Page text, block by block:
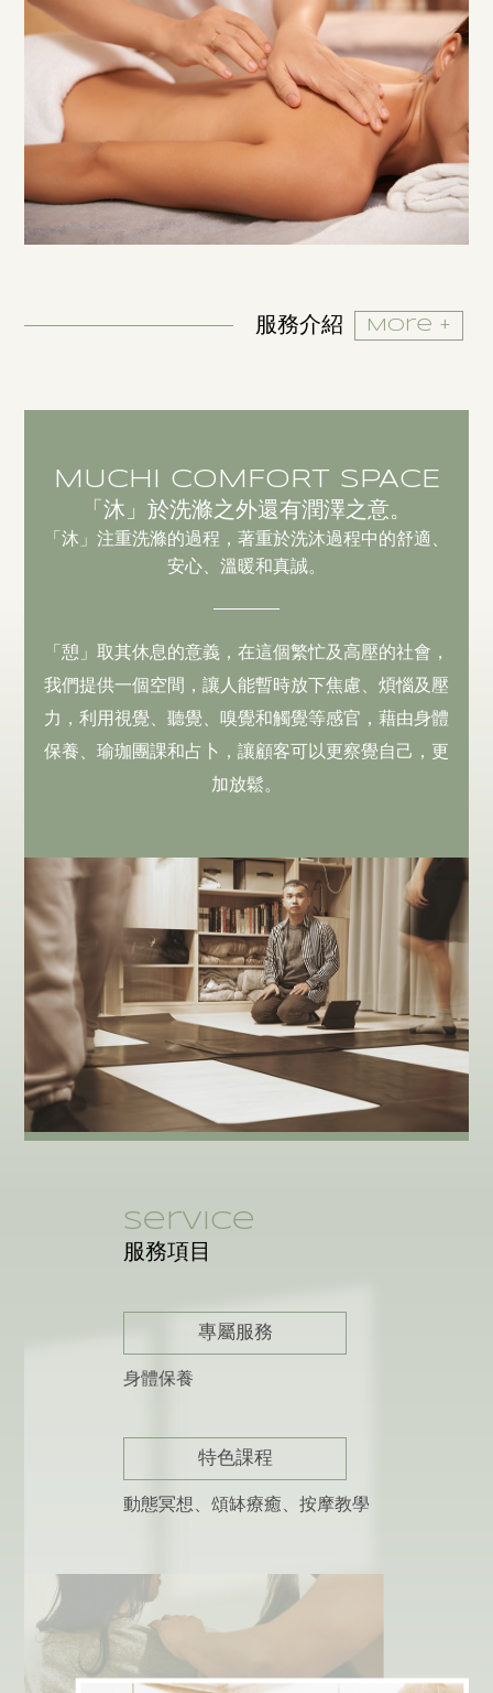
服務介紹 More +
MUCHI COMFORT SPACE
「沐」於洗滌之外還有潤澤之意。
「沐」注重洗滌的過程，著重於洗沐過程中的舒適、
安心、溫暖和真誠。
「憩」取其休息的意義，在這個繁忙及高壓的社會，
我們提供一個空間，讓人能暫時放下焦慮、煩惱及壓
力，利用視覺、聽覺、嗅覺和觸覺等感官，藉由身體
保養、瑜珈團課和占卜，讓顧客可以更察覺自己，更
加放鬆。
Service
服務項目
專屬服務
身體保養
特色課程
動態冥想、頌缽療癒、按摩教學